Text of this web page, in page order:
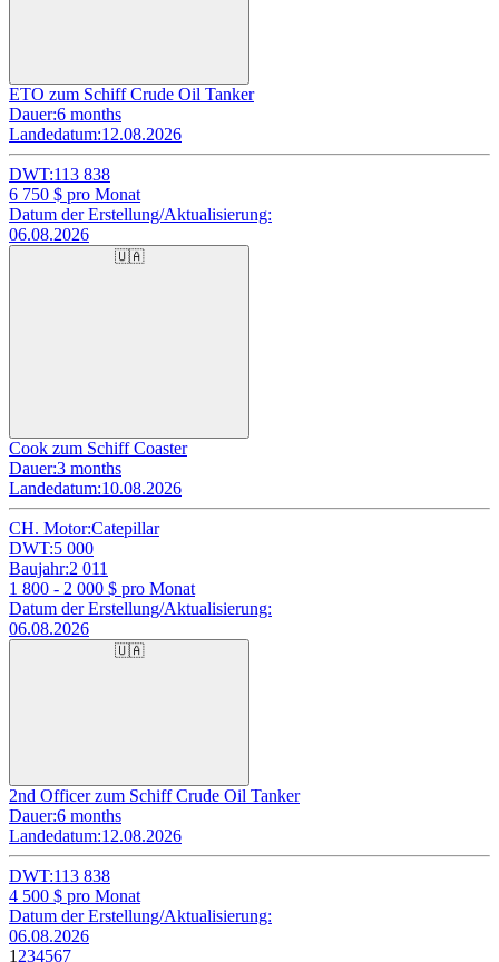
ETO zum Schiff Crude Oil Tanker
Dauer:6 months
Landedatum:12.08.2026
DWT:113 838
6 750 $ pro Monat
Datum der Erstellung/Aktualisierung:
06.08.2026
🇺🇦
Cook zum Schiff Coaster
Dauer:3 months
Landedatum:10.08.2026
CH. Motor:Catepillar
DWT:5 000
Baujahr:2 011
1 800 - 2 000 $ pro Monat
Datum der Erstellung/Aktualisierung:
06.08.2026
🇺🇦
2nd Officer zum Schiff Crude Oil Tanker
Dauer:6 months
Landedatum:12.08.2026
DWT:113 838
4 500 $ pro Monat
Datum der Erstellung/Aktualisierung:
06.08.2026
1 234567